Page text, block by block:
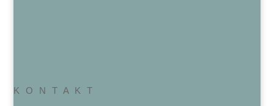
K O N T A K T